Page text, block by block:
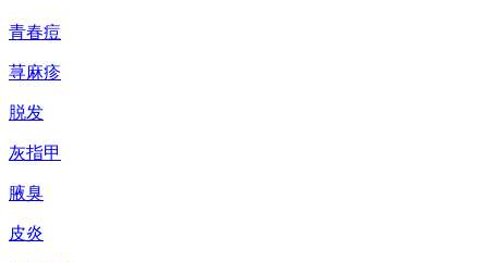
青春痘
荨麻疹
脱发
灰指甲
腋臭
皮炎